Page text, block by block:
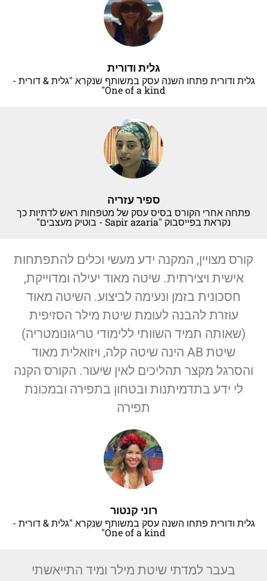
גלית ודורית
גלית ודורית פתחו השנה עסק במשותף שנקרא "גלית & דורית -
One of a kind"
ספיר עזריה
פתחה אחרי הקורס בסיס עסק של מטפחות ראש לדתיות כך
נקראת בפייסבוק "Sapir azaria - בוטיק מעצבים"
קורס מצויין, המקנה ידע מעשי וכלים להתפתחות
אישית ויצירתית. שיטה מאוד יעילה ומדוייקת,
חסכונית בזמן ונעימה לביצוע. השיטה מאוד
עוזרת להבנה לעומת שיטת מילר הסזיפית
(שאותה תמיד השוותי ללימודי טריגונומטריה)
שיטת AB הינה שיטה קלה, ויזואלית מאוד
והסרגל מקצר תהליכים לאין שיעור. הקורס הקנה
לי ידע בתדמיתנות ובטחון בתפירה ובמכונת
תפירה
רוני קנטור
גלית ודורית פתחו השנה עסק במשותף שנקרא "גלית & דורית -
One of a kind"
בעבר למדתי שיטת מילר ומיד התייאשתי